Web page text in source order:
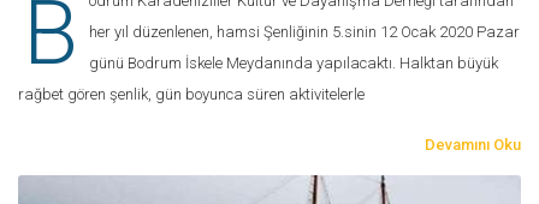
B
her yıl düzenlenen, hamsi Şenliğinin 5.sinin 12 Ocak 2020 Pazar
günü Bodrum İskele Meydanında yapılacaktı. Halktan büyük
rağbet gören şenlik, gün boyunca süren aktivitelerle
Devamını Oku